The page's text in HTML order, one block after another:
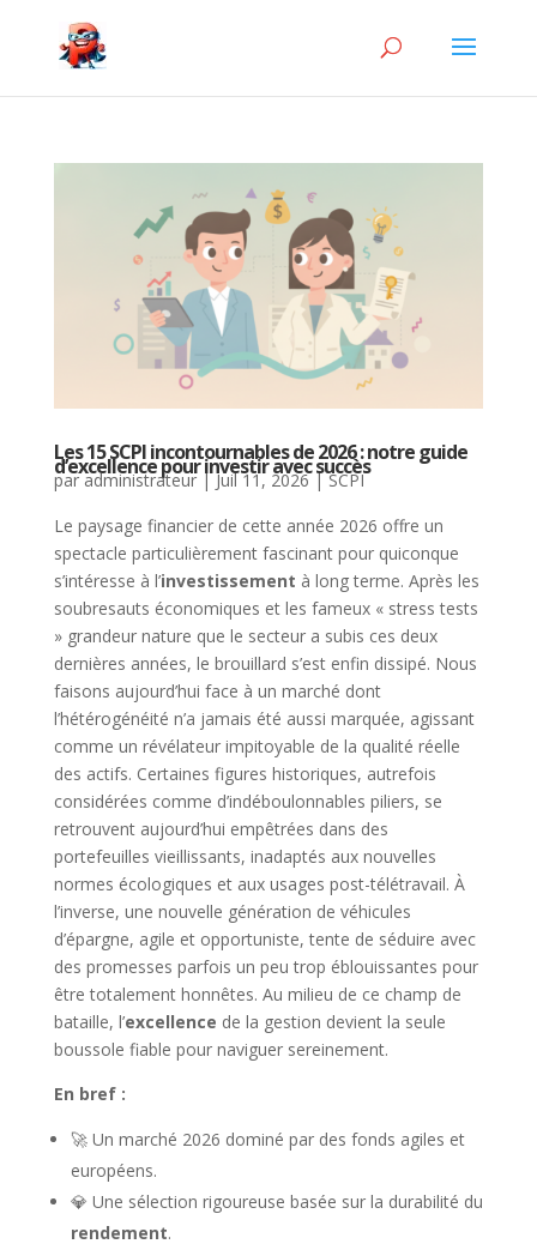
Les 15 SCPI incontournables de 2026 : notre guide
d’excellence pour investir avec succès
paradministrateur|Juil 11, 2026|SCPI
Le paysage financier de cette année 2026 offre un
spectacle particulièrement fascinant pour quiconque
s’intéresse à l’investissement à long terme. Après les
soubresauts économiques et les fameux « stress tests
» grandeur nature que le secteur a subis ces deux
dernières années, le brouillard s’est enfin dissipé. Nous
faisons aujourd’hui face à un marché dont
l’hétérogénéité n’a jamais été aussi marquée, agissant
comme un révélateur impitoyable de la qualité réelle
des actifs. Certaines figures historiques, autrefois
considérées comme d’indéboulonnables piliers, se
retrouvent aujourd’hui empêtrées dans des
portefeuilles vieillissants, inadaptés aux nouvelles
normes écologiques et aux usages post-télétravail. À
l’inverse, une nouvelle génération de véhicules
d’épargne, agile et opportuniste, tente de séduire avec
des promesses parfois un peu trop éblouissantes pour
être totalement honnêtes. Au milieu de ce champ de
bataille, l’excellence de la gestion devient la seule
boussole fiable pour naviguer sereinement.
En bref :
🚀 Un marché 2026 dominé par des fonds agiles et
européens.
💎 Une sélection rigoureuse basée sur la durabilité du
rendement.